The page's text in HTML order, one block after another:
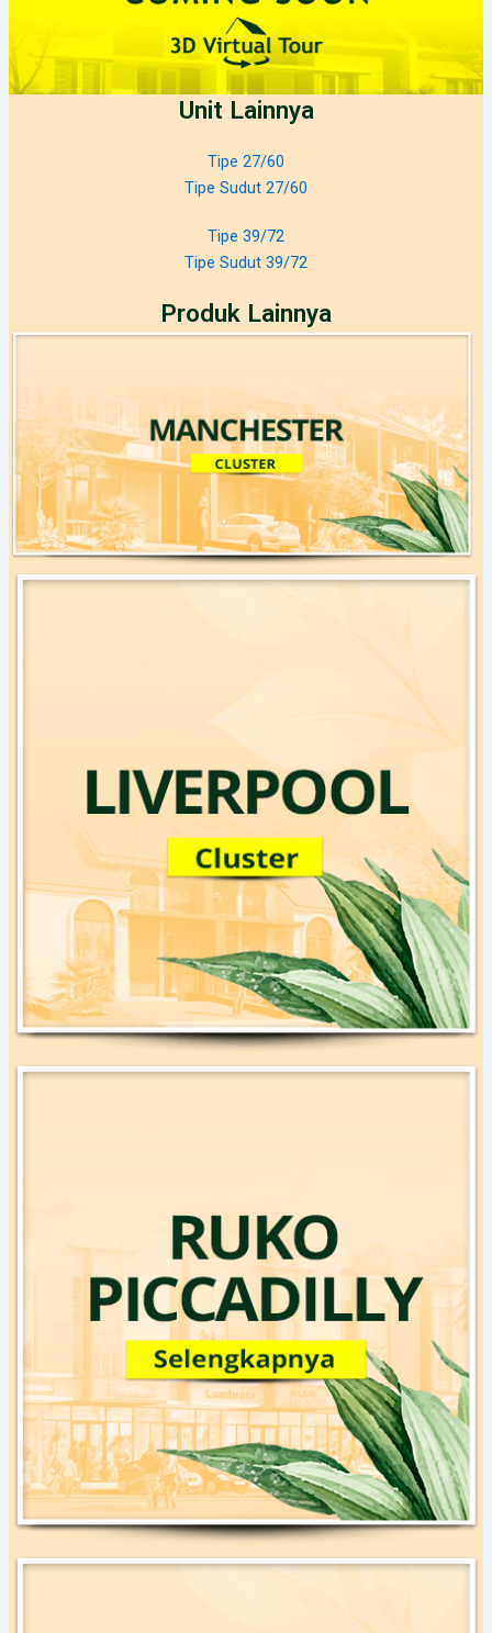
Unit Lainnya
Tipe 27/60
Tipe Sudut 27/60
Tipe 39/72
Tipe Sudut 39/72
Produk Lainnya